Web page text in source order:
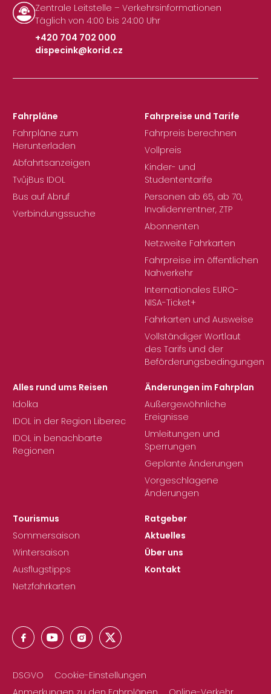
Zentrale Leitstelle – Verkehrsinformationen
Täglich von 4:00 bis 24:00 Uhr
+420 704 702 000
|
dispecink@korid.cz
Fahrpläne
Fahrpläne zum
Herunterladen
Abfahrtsanzeigen
TvůjBus IDOL
Bus auf Abruf
Verbindungssuche
Fahrpreise und Tarife
Fahrpreis berechnen
Vollpreis
Kinder- und
Studententarife
Personen ab 65, ab 70,
Invalidenrentner, ZTP
Abonnenten
Netzweite Fahrkarten
Fahrpreise im öffentlichen
Nahverkehr
Internationales EURO-
NISA-Ticket+
Fahrkarten und Ausweise
Vollständiger Wortlaut
des Tarifs und der
Beförderungsbedingungen
Alles rund ums Reisen
Idolka
IDOL in der Region Liberec
IDOL in benachbarte
Regionen
Änderungen im Fahrplan
Außergewöhnliche
Ereignisse
Umleitungen und
Sperrungen
Geplante Änderungen
Vorgeschlagene
Änderungen
Tourismus
Sommersaison
Wintersaison
Ausflugstipps
Netzfahrkarten
Ratgeber
Aktuelles
Über uns
Kontakt
DSGVO
Cookie-Einstellungen